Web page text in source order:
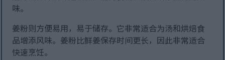
味。
姜粉则方便易用，易于储存。它非常适合为汤和烘焙食
品增添风味。姜粉比鲜姜保存时间更长，因此非常适合
快速烹饪。